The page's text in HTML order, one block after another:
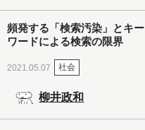
頻発する「検索汚染」とキー
ワードによる検索の限界
2021.05.07 社会
柳井政和